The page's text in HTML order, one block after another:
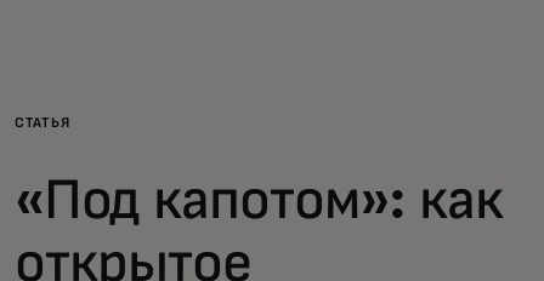
Для бизнеса
Для всего мира
СТАТЬЯ
«Под капотом»: как
открытое